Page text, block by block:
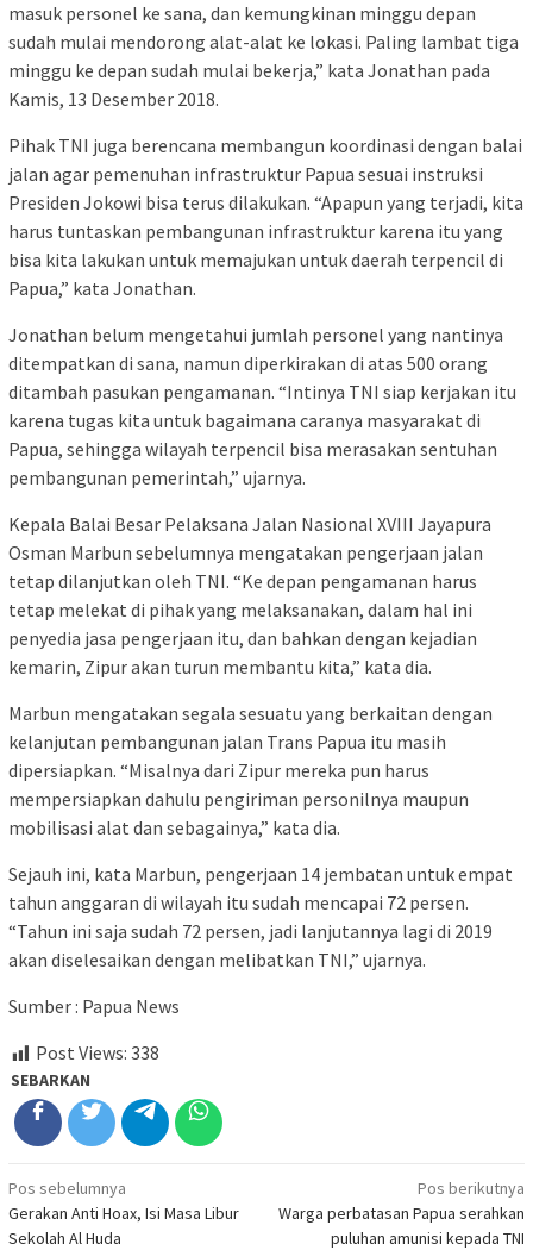
masuk personel ke sana, dan kemungkinan minggu depan
sudah mulai mendorong alat-alat ke lokasi. Paling lambat tiga
minggu ke depan sudah mulai bekerja,” kata Jonathan pada
Kamis, 13 Desember 2018.
Pihak TNI juga berencana membangun koordinasi dengan balai
jalan agar pemenuhan infrastruktur Papua sesuai instruksi
Presiden Jokowi bisa terus dilakukan. “Apapun yang terjadi, kita
harus tuntaskan pembangunan infrastruktur karena itu yang
bisa kita lakukan untuk memajukan untuk daerah terpencil di
Papua,” kata Jonathan.
Jonathan belum mengetahui jumlah personel yang nantinya
ditempatkan di sana, namun diperkirakan di atas 500 orang
ditambah pasukan pengamanan. “Intinya TNI siap kerjakan itu
karena tugas kita untuk bagaimana caranya masyarakat di
Papua, sehingga wilayah terpencil bisa merasakan sentuhan
pembangunan pemerintah,” ujarnya.
Kepala Balai Besar Pelaksana Jalan Nasional XVIII Jayapura
Osman Marbun sebelumnya mengatakan pengerjaan jalan
tetap dilanjutkan oleh TNI. “Ke depan pengamanan harus
tetap melekat di pihak yang melaksanakan, dalam hal ini
penyedia jasa pengerjaan itu, dan bahkan dengan kejadian
kemarin, Zipur akan turun membantu kita,” kata dia.
Marbun mengatakan segala sesuatu yang berkaitan dengan
kelanjutan pembangunan jalan Trans Papua itu masih
dipersiapkan. “Misalnya dari Zipur mereka pun harus
mempersiapkan dahulu pengiriman personilnya maupun
mobilisasi alat dan sebagainya,” kata dia.
Sejauh ini, kata Marbun, pengerjaan 14 jembatan untuk empat
tahun anggaran di wilayah itu sudah mencapai 72 persen.
“Tahun ini saja sudah 72 persen, jadi lanjutannya lagi di 2019
akan diselesaikan dengan melibatkan TNI,” ujarnya.
Sumber : Papua News
Post Views: 338
SEBARKAN
Navigasi
pos
Pos sebelumnya
Gerakan Anti Hoax, Isi Masa Libur
Sekolah Al Huda
Pos berikutnya
Warga perbatasan Papua serahkan
puluhan amunisi kepada TNI